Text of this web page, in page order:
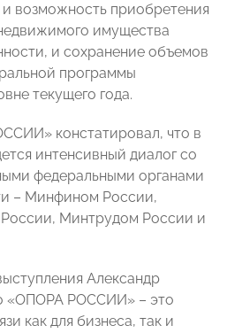
возможность приобретения
имущества
и сохранение объемов
программы
текущего года.
констатировал, что в
интенсивный диалог со
федеральными органами
– Минфином России,
Минтрудом России и
Александр
«ОПОРА РОССИИ» – это
как для бизнеса, так и